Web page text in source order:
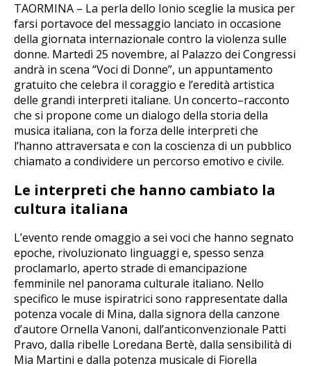
TAORMINA – La perla dello Ionio sceglie la musica per
farsi portavoce del messaggio lanciato in occasione
della giornata internazionale contro la violenza sulle
donne. Martedì 25 novembre, al Palazzo dei Congressi
andrà in scena “Voci di Donne”, un appuntamento
gratuito che celebra il coraggio e l’eredità artistica
delle grandi interpreti italiane. Un concerto–racconto
che si propone come un dialogo della storia della
musica italiana, con la forza delle interpreti che
l’hanno attraversata e con la coscienza di un pubblico
chiamato a condividere un percorso emotivo e civile.
Le interpreti che hanno cambiato la
cultura italiana
L’evento rende omaggio a sei voci che hanno segnato
epoche, rivoluzionato linguaggi e, spesso senza
proclamarlo, aperto strade di emancipazione
femminile nel panorama culturale italiano. Nello
specifico le muse ispiratrici sono rappresentate dalla
potenza vocale di Mina, dalla signora della canzone
d’autore Ornella Vanoni, dall’anticonvenzionale Patti
Pravo, dalla ribelle Loredana Bertè, dalla sensibilità di
Mia Martini e dalla potenza musicale di Fiorella